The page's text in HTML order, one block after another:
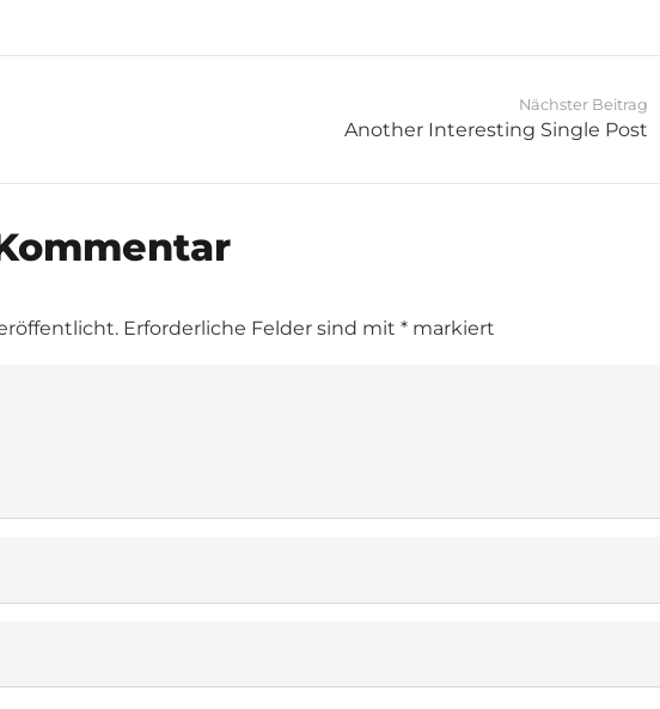
Nächster Beitrag
Another Interesting Single Post
Erforderliche Felder sind mit * markiert